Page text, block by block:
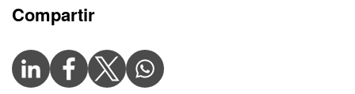
Compartir